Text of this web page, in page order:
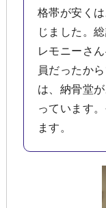
格帯が安く
じました。
レモニーさ
員だったか
は、納骨堂
っています
ます。